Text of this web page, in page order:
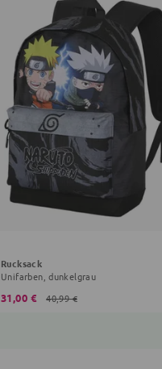
Rucksack
Unifarben, dunkelgrau
31,00 € 40,99 €